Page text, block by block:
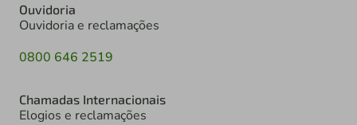
Ouvidoria
Ouvidoria e reclamações
0800 646 2519
Chamadas Internacionais
Elogios e reclamações